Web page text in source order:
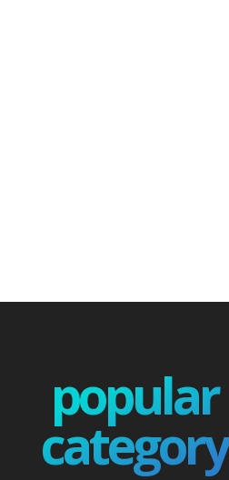
popular
category